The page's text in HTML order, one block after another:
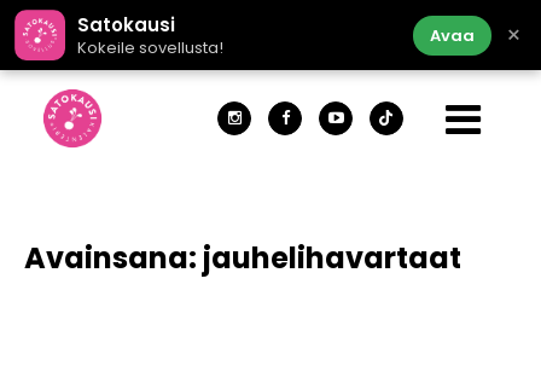
Satokausi
Kokeile sovellusta!
Avaa ×
Avainsana: jauhelihavartaat